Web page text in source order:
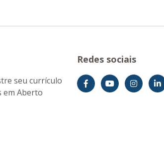
seu currículo
em Aberto
Redes sociais